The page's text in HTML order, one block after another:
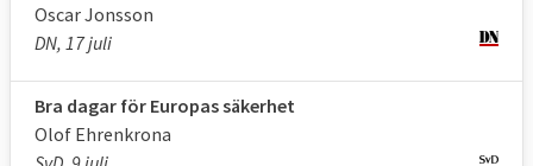
och försvarspolitik
EU:s gemensamma säkerhets- och
Oscar Jonsson
DN, 17 juli
Bra dagar för Europas säkerhet
Olof Ehrenkrona